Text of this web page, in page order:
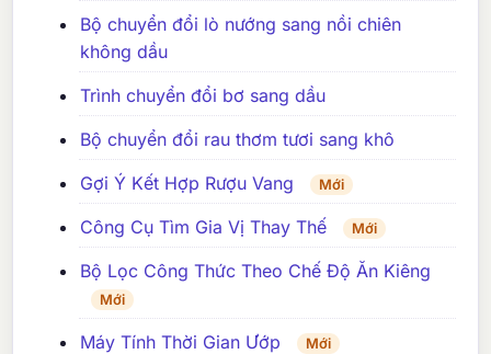
Bộ chuyển đổi lò nướng sang nồi chiên
không dầu
Trình chuyển đổi bơ sang dầu
Bộ chuyển đổi rau thơm tươi sang khô
Gợi Ý Kết Hợp Rượu Vang
Mới
Công Cụ Tìm Gia Vị Thay Thế Mới
Bộ Lọc Công Thức Theo Chế Độ Ăn Kiêng
Mới
Máy Tính Thời Gian Ướp Mới